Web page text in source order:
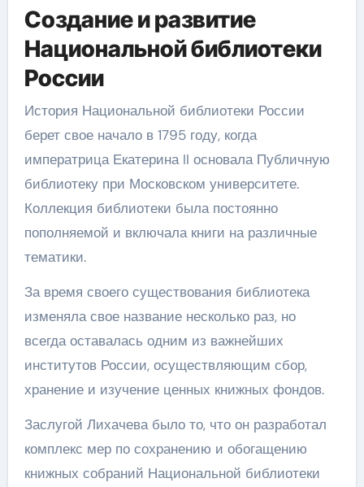
Создание и развитие
Национальной библиотеки
России
История Национальной библиотеки России
берет свое начало в 1795 году, когда
императрица Екатерина II основала Публичную
библиотеку при Московском университете.
Коллекция библиотеки была постоянно
пополняемой и включала книги на различные
тематики.
За время своего существования библиотека
изменяла свое название несколько раз, но
всегда оставалась одним из важнейших
институтов России, осуществляющим сбор,
хранение и изучение ценных книжных фондов.
Заслугой Лихачева было то, что он разработал
комплекс мер по сохранению и обогащению
книжных собраний Национальной библиотеки